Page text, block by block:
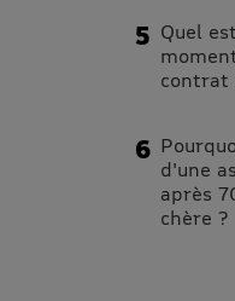
Quel
contrat
d'une
après
chère ?